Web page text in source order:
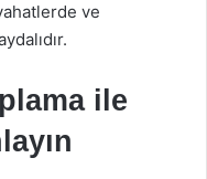
ve
ile